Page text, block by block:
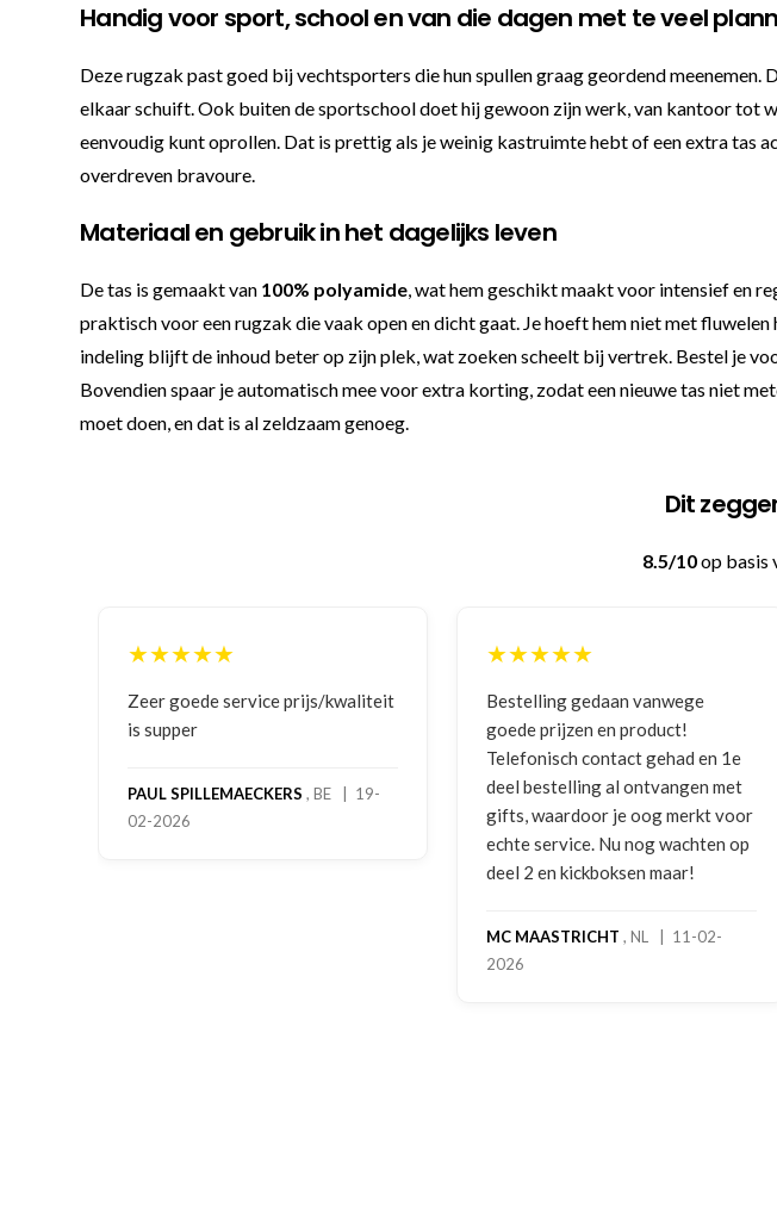
Handig voor sport, school en van die dagen met te veel
Deze rugzak past goed bij vechtsporters die hun spullen graag geordend meenemen.
elkaar schuift. Ook buiten de sportschool doet hij gewoon zijn werk, van kantoor tot
eenvoudig kunt oprollen. Dat is prettig als je weinig kastruimte hebt of een extra tas
overdreven bravoure.
Materiaal en gebruik in het dagelijks leven
De tas is gemaakt van 100% polyamide, wat hem geschikt maakt voor intensief en
praktisch voor een rugzak die vaak open en dicht gaat. Je hoeft hem niet met
indeling blijft de inhoud beter op zijn plek, wat zoeken scheelt bij vertrek. Bestel je
Bovendien spaar je automatisch mee voor extra korting, zodat een nieuwe tas niet
moet doen, en dat is al zeldzaam genoeg.
Dit
8.5/10op basis
service prijs/kwaliteit
, BE | 19-
Bestelling gedaan vanwege
Telefonisch contact gehad en 1e
deel bestelling al ontvangen met
gifts, waardoor je oog merkt voor
echte service. Nu nog wachten op
deel 2 en kickboksen maar!
, NL | 11-02-
Goede prijzen,
JULIA, NL | 08-